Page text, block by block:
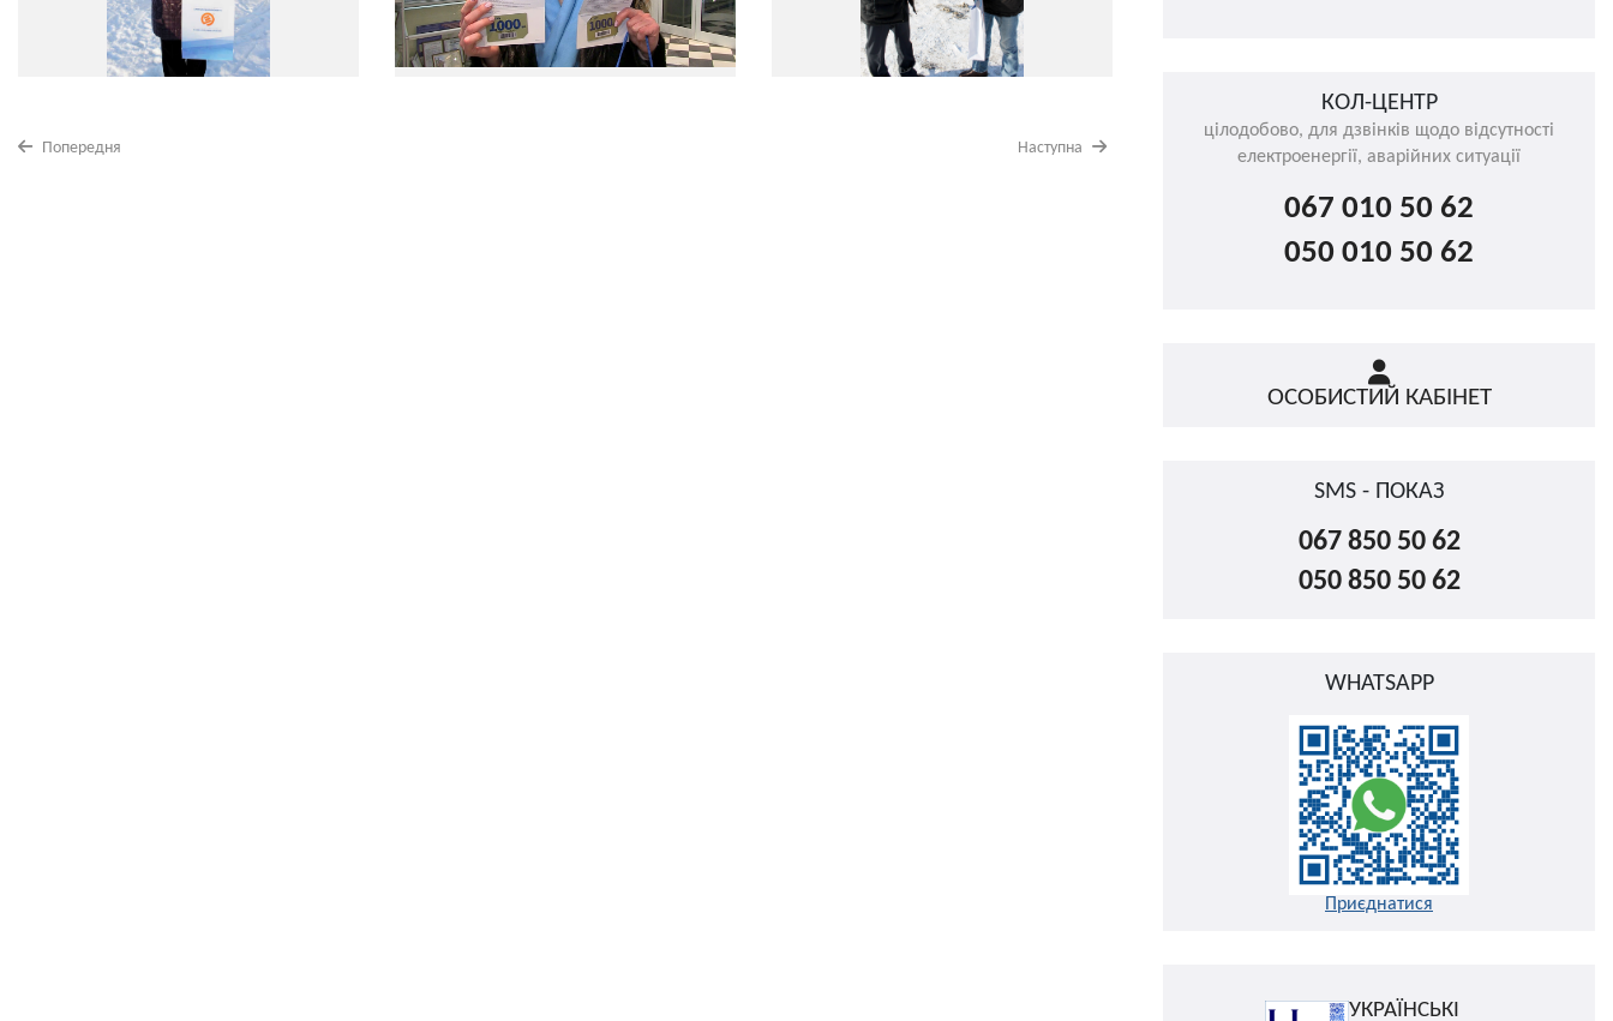
Попередня Наступна
КОЛ-ЦЕНТР
цілодобово, для дзвінків щодо відсутності
електроенергії, аварійних ситуації
067 010 50 62
050 010 50 62
ОСОБИСТИЙ КАБІНЕТ
SMS - ПОКАЗ
067 850 50 62
050 850 50 62
WHATSAPP
Приєднатися
УКРАЇНСЬКІ